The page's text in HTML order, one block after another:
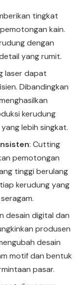
tingkat
kain.
dengan
yang rumit.
laser dapat
Dibandingkan
kerudung
lebih singkat.
: Cutting
pemotongan
tinggi berulang
kerudung yang
desain digital dan
produsen
desain
motif dan bentuk
pasar.